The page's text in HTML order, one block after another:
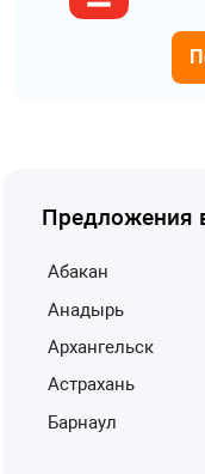
Предложения
Абакан
Анадырь
Архангельск
Астрахань
Барнаул